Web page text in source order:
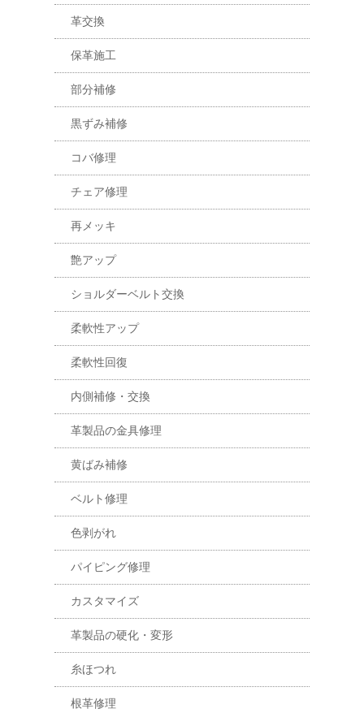
革交換
保革施工
部分補修
黒ずみ補修
コバ修理
チェア修理
再メッキ
艶アップ
ショルダーベルト交換
柔軟性アップ
柔軟性回復
内側補修・交換
革製品の金具修理
黄ばみ補修
ベルト修理
色剥がれ
パイピング修理
カスタマイズ
革製品の硬化・変形
糸ほつれ
根革修理